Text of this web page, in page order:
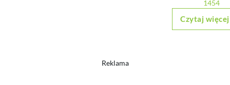
1454
Czytaj więcej
Reklama